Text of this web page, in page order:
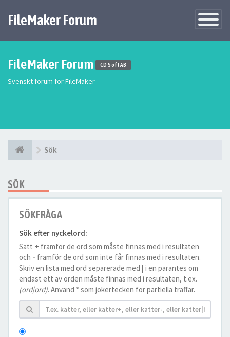
Växla
FileMaker Forum
FileMaker Forum CD Soft AB
Svenskt forum för FileMaker
Sök
SÖK
SÖKFRÅGA
Sök efter nyckelord:
Sätt + framför de ord som måste finnas med i resultaten
och - framför de ord som inte får finnas med i resultaten.
Skriv en lista med ord separerade med | i en parantes om
endast ett av orden måste finnas med i resultaten, t.ex.
(ord|ord). Använd * som jokertecken för partiella träffar.